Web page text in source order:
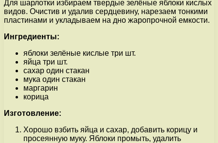
Для шарлотки избираем твердые зелёные яблоки кислых
видов. Очистив и удалив сердцевину, нарезаем тонкими
пластинами и укладываем на дно жаропрочной емкости.
Ингредиенты:
яблоки зелёные кислые три шт.
яйца три шт.
сахар один стакан
мука один стакан
маргарин
корица
Изготовление:
Хорошо взбить яйца и сахар, добавить корицу и
просеянную муку. Яблоки промыть, удалить